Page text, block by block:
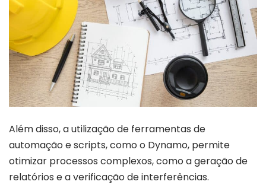
Além disso, a utilização de ferramentas de
automação e scripts, como o Dynamo, permite
otimizar processos complexos, como a geração de
relatórios e a verificação de interferências.